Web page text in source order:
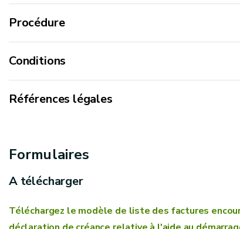
Procédure
Conditions
Références légales
groupements et organisations de producteurs
octobre 2016 relatif à l’octroi de l’aide au
Formulaires
A télécharger
Téléchargez le modèle de liste des factures